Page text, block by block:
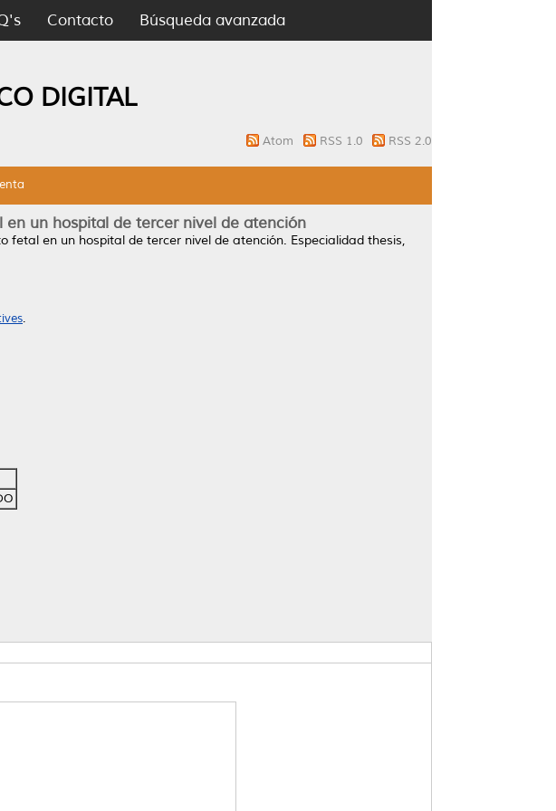
Contacto Búsqueda avanzada
DIGITAL
Atom RSS 1.0 RSS 2.0
un hospital de tercer nivel de atención
fetal en un hospital de tercer nivel de atención. Especialidad thesis,
.